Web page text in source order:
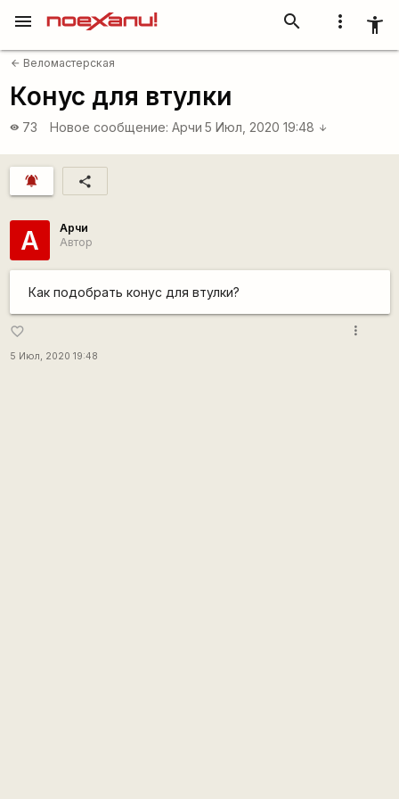
more_vert accessibility_new
search
menu
arrow_back Веломастерская
Конус для втулки
visibility 73 Новое сообщение: Арчи 5 Июл, 2020 19:48 arrow_downward
notifications_active share
А
Арчи
Автор
Как подобрать конус для втулки?
favorite_border
5 Июл, 2020 19:48
more_vert